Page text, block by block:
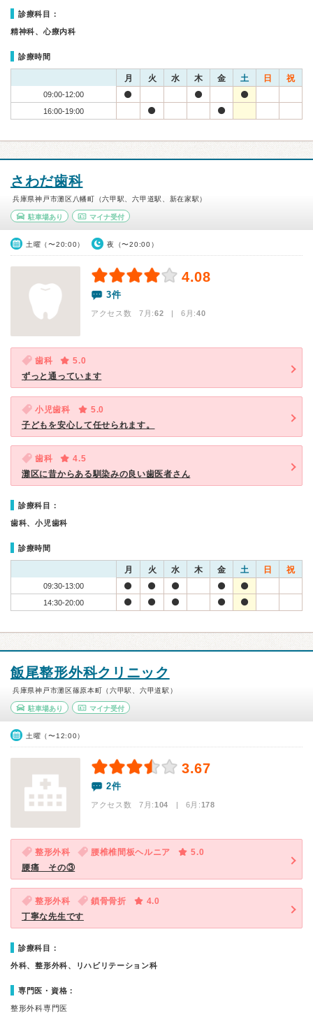
診療科目：
精神科、心療内科
診療時間
月 火 水 木 金 土 日 祝
09:00-12:00
16:00-19:00
さわだ歯科
兵庫県神戸市灘区八幡町（六甲駅、六甲道駅、新在家駅）
駐車場あり マイナ受付
土曜（〜20:00） 夜（〜20:00）
4.08
3件
アクセス数 7月:62 | 6月:40
歯科
5.0
ずっと通っています
小児歯科
5.0
子どもを安心して任せられます。
歯科
4.5
灘区に昔からある馴染みの良い歯医者さん
診療科目：
歯科、小児歯科
診療時間
月 火 水 木 金 土 日 祝
09:30-13:00
14:30-20:00
飯尾整形外科クリニック
兵庫県神戸市灘区篠原本町（六甲駅、六甲道駅）
駐車場あり マイナ受付
土曜（〜12:00）
3.67
2件
アクセス数 7月:104 | 6月:178
整形外科 腰椎椎間板ヘルニア
5.0
腰痛 その③
整形外科 鎖骨骨折
4.0
丁寧な先生です
診療科目：
外科、整形外科、リハビリテーション科
専門医・資格：
整形外科専門医